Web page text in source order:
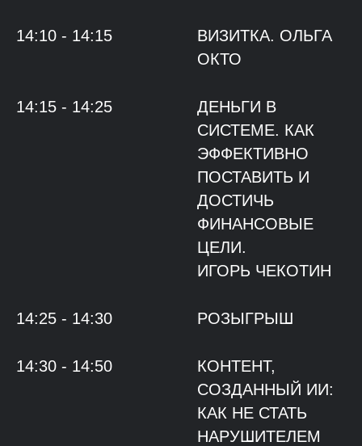
14:10 - 14:15
ВИЗИТКА. ОЛЬГА
ОКТО
14:15 - 14:25
ДЕНЬГИ В
СИСТЕМЕ. КАК
ЭФФЕКТИВНО
ПОСТАВИТЬ И
ДОСТИЧЬ
ФИНАНСОВЫЕ
ЦЕЛИ.
ИГОРЬ ЧЕКОТИН
14:25 - 14:30 РОЗЫГРЫШ
14:30 - 14:50
КОНТЕНТ,
СОЗДАННЫЙ ИИ:
КАК НЕ СТАТЬ
НАРУШИТЕЛЕМ